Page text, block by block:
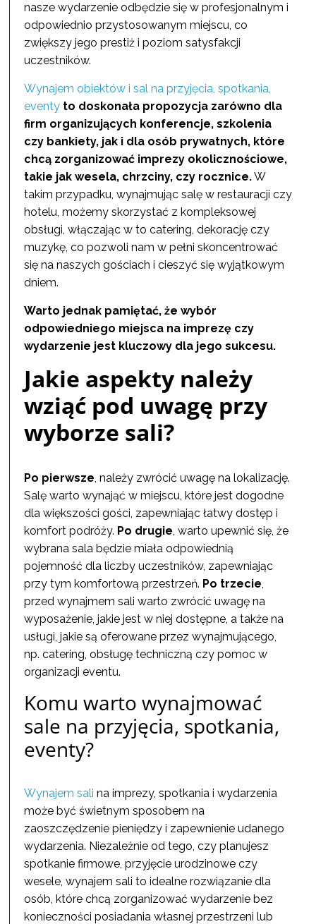
nasze wydarzenie odbędzie się w profesjonalnym i
odpowiednio przystosowanym miejscu, co
zwiększy jego prestiż i poziom satysfakcji
uczestników.
Wynajem obiektów i sal na przyjęcia, spotkania,
eventy to doskonała propozycja zarówno dla
firm organizujących konferencje, szkolenia
czy bankiety, jak i dla osób prywatnych, które
chcą zorganizować imprezy okolicznościowe,
takie jak wesela, chrzciny, czy rocznice.W
takim przypadku, wynajmując salę w restauracji czy
hotelu, możemy skorzystać z kompleksowej
obsługi, włączając w to catering, dekorację czy
muzykę, co pozwoli nam w pełni skoncentrować
się na naszych gościach i cieszyć się wyjątkowym
dniem.
Warto jednak pamiętać, że wybór
odpowiedniego miejsca na imprezę czy
wydarzenie jest kluczowy dla jego sukcesu.
Jakie aspekty należy
wziąć pod uwagę przy
wyborze sali?
Po pierwsze, należy zwrócić uwagę na lokalizację.
Salę warto wynająć w miejscu, które jest dogodne
dla większości gości, zapewniając łatwy dostęp i
komfort podróży. Po drugie, warto upewnić się, że
wybrana sala będzie miała odpowiednią
pojemność dla liczby uczestników, zapewniając
przy tym komfortową przestrzeń. Po trzecie,
przed wynajmem sali warto zwrócić uwagę na
wyposażenie, jakie jest w niej dostępne, a także na
usługi, jakie są oferowane przez wynajmującego,
np. catering, obsługę techniczną czy pomoc w
organizacji eventu.
Komu warto wynajmować
sale na przyjęcia, spotkania,
eventy?
Wynajem sali na imprezy, spotkania i wydarzenia
może być świetnym sposobem na
zaoszczędzenie pieniędzy i zapewnienie udanego
wydarzenia. Niezależnie od tego, czy planujesz
spotkanie firmowe, przyjęcie urodzinowe czy
wesele, wynajem sali to idealne rozwiązanie dla
osób, które chcą zorganizować wydarzenie bez
konieczności posiadania własnej przestrzeni lub